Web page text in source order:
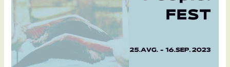
Thomas
Waitz